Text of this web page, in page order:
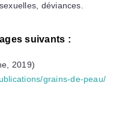
déviances.
suivants :
2019)
grains-de-peau/